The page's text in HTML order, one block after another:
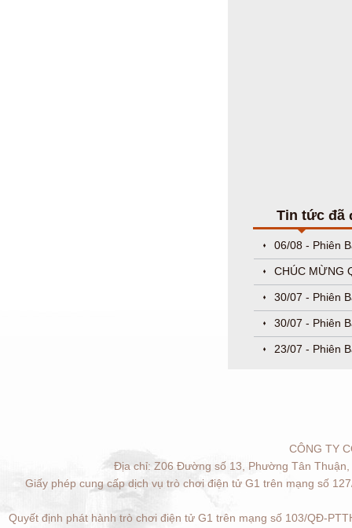
Tin tức đã
06/08 - Phiên
CHÚC MỪNG
30/07 - Phiên
30/07 - Phiên
23/07 - Phiên
CÔNG TY
Địa chỉ: Z06 Đường số 13, Phường Tân
Giấy phép cung cấp dịch vụ trò chơi điện tử G1 trên mạng số
Quyết định phát hành trò chơi điện tử G1 trên mạng số 103/QĐ-